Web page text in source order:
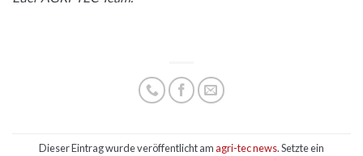
Dieser Eintrag wurde veröffentlicht amagri-tec news. Setzte ein